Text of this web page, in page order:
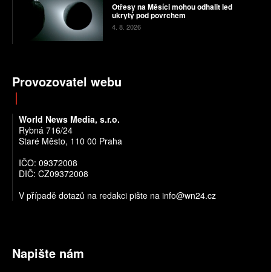
Otřesy na Měsíci mohou odhalit led
ukrytý pod povrchem
4. 8. 2026
Provozovatel webu
World News Media, s.r.o.
Rybná 716/24
Staré Město, 110 00 Praha
IČO: 09372008
DIČ: CZ09372008
V případě dotazů na redakci pište na info@wn24.cz
Napište nám